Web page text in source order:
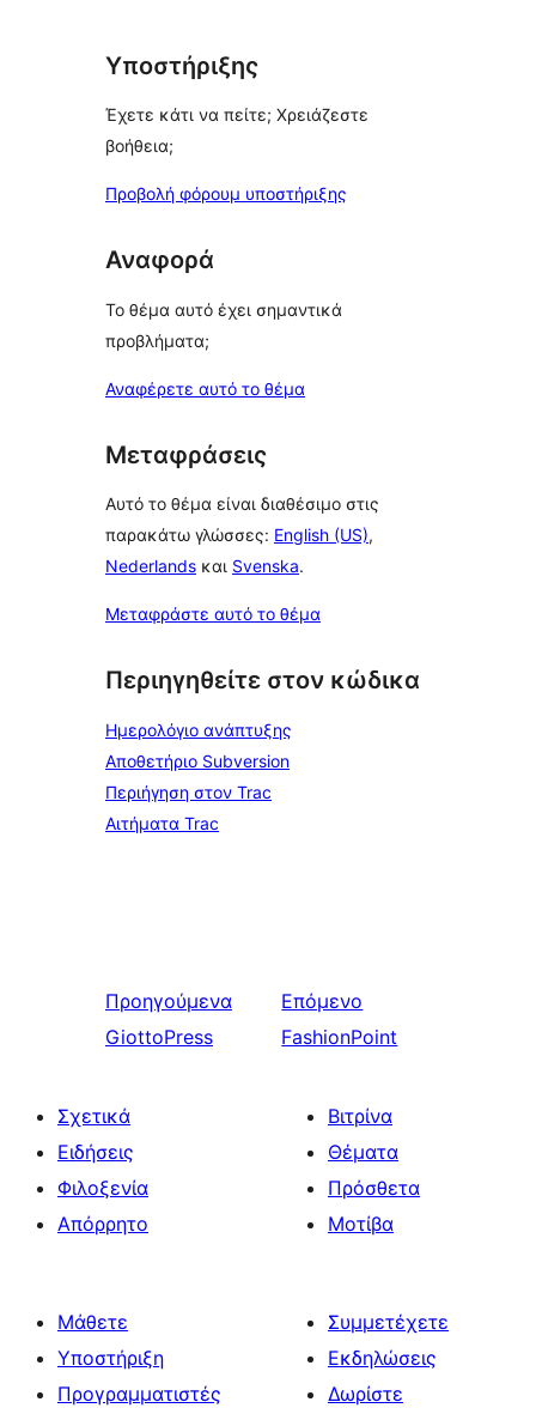
Υποστήριξης
Έχετε κάτι να πείτε; Χρειάζεστε
βοήθεια;
Προβολή φόρουμ υποστήριξης
Αναφορά
Το θέμα αυτό έχει σημαντικά
προβλήματα;
Αναφέρετε αυτό το θέμα
Μεταφράσεις
Αυτό το θέμα είναι διαθέσιμο στις
παρακάτω γλώσσες: English (US),
Nederlands και Svenska.
Μεταφράστε αυτό το θέμα
Περιηγηθείτε στον κώδικα
Ημερολόγιο ανάπτυξης
Αποθετήριο Subversion
Περιήγηση στον Trac
Αιτήματα Trac
Προηγούμενα
GiottoPress
Επόμενο
FashionPoint
Σχετικά
Ειδήσεις
Φιλοξενία
Απόρρητο
Βιτρίνα
Θέματα
Πρόσθετα
Μοτίβα
Μάθετε
Υποστήριξη
Προγραμματιστές
Συμμετέχετε
Εκδηλώσεις
Δωρίστε